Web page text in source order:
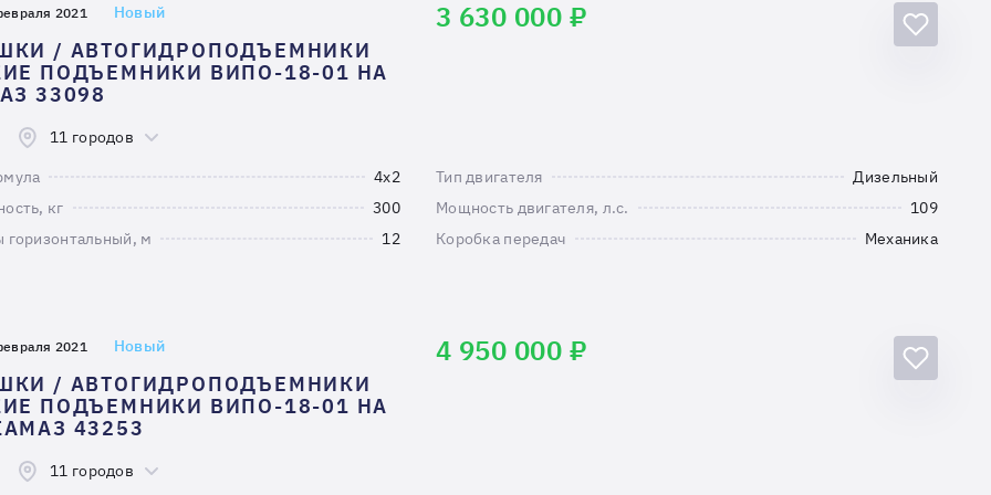
2021 Новый
/ АВТОГИДРОПОДЪЕМНИКИ
ПОДЪЕМНИКИ ВИПО-18-01 НА
33098
3 630 000 ₽
11 городов
4х2 Тип двигателя
Дизельный
кг
300 Мощность двигателя, л.с.
109
горизонтальный, м
12 Коробка передач Механика
2021 Новый
/ АВТОГИДРОПОДЪЕМНИКИ
ПОДЪЕМНИКИ ВИПО-18-01 НА
43253
4 950 000 ₽
11 городов